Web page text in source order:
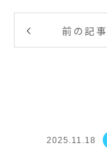
前の記事
2025.11.18